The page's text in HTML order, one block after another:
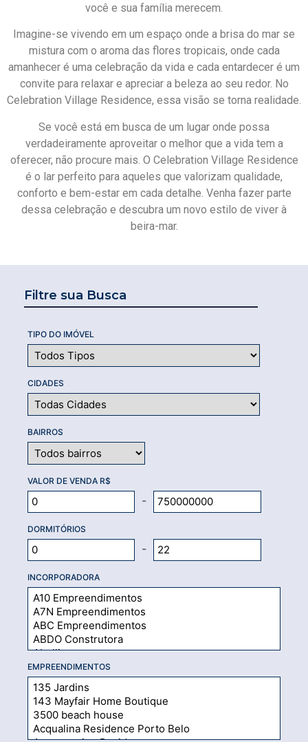
Filtre sua Busca
TIPO DO IMÓVEL
CIDADES
BAIRROS
VALOR DE VENDA R$
-
DORMITÓRIOS
-
INCORPORADORA
EMPREENDIMENTOS
você e sua família merecem.
Imagine-se vivendo em um espaço onde a brisa do mar se
mistura com o aroma das flores tropicais, onde cada
amanhecer é uma celebração da vida e cada entardecer é um
convite para relaxar e apreciar a beleza ao seu redor. No
Celebration Village Residence, essa visão se torna realidade.
Se você está em busca de um lugar onde possa
verdadeiramente aproveitar o melhor que a vida tem a
oferecer, não procure mais. O Celebration Village Residence
é o lar perfeito para aqueles que valorizam qualidade,
conforto e bem-estar em cada detalhe. Venha fazer parte
dessa celebração e descubra um novo estilo de viver à
beira-mar.